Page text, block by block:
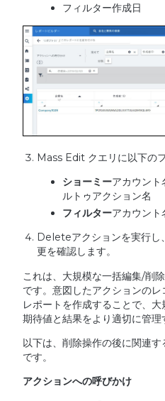
フィルター作成日
Mass Edit クエリに以下の
ショーミーアカウント
ルトゥアクション名
フィルターアカウント
Deleteアクションを実行し
更を確認します。
これは、大規模な一括編集/削
です。意図したアクションの
レポートを作成することで、
期待値と結果をより適切に管理
以下は、削除操作の後に関連
です。
アクションへの呼びかけ